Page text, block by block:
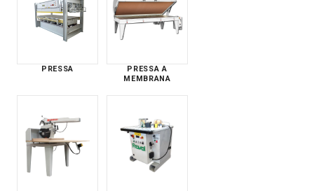
PRESSA
PRESSA A
MEMBRANA